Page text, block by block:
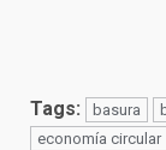
Tags: basura
economía circular